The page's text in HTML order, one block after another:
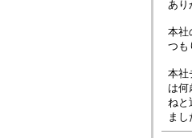
あり
本社
つも
本社
は何
ねと
まし